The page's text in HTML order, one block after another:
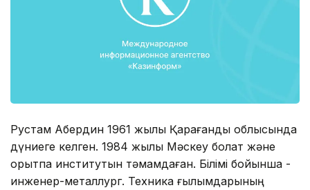
Рустам Ақбердин 1961 жылы Қарағанды облысында
дүниеге келген. 1984 жылы Мәскеу болат және
қорытпа институтын тәмамдаған. Білімі бойынша -
инженер-металлург. Техника ғылымдарының